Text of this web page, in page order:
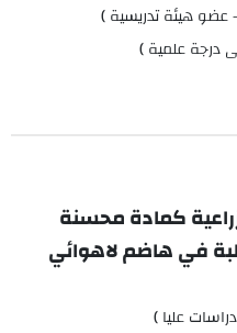
هيئة تدريسية )
درجة علمية )
كمادة محسنة
في هاضم لاهوائي
عليا )